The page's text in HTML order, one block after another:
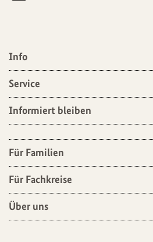
Angebote
Info
Service
Informiert bleiben
Für Familien
Für Fachkreise
Über uns